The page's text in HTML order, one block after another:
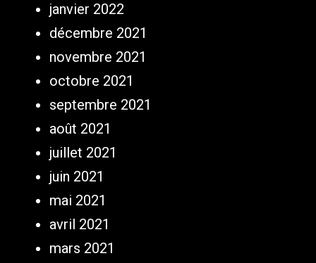
janvier 2022
décembre 2021
novembre 2021
octobre 2021
septembre 2021
août 2021
juillet 2021
juin 2021
mai 2021
avril 2021
mars 2021